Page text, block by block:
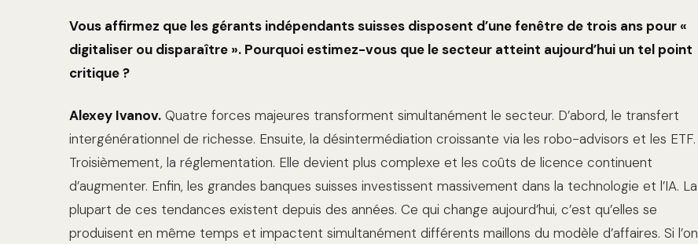
Vous affirmez que les gérants indépendants suisses disposent d’une fenêtre de trois ans pour «
digitaliser ou disparaître ». Pourquoi estimez-vous que le secteur atteint aujourd’hui un tel point
critique ?
Alexey Ivanov. Quatre forces majeures transforment simultanément le secteur. D’abord, le transfert
intergénérationnel de richesse. Ensuite, la désintermédiation croissante via les robo-advisors et les ETF.
Troisièmement, la réglementation. Elle devient plus complexe et les coûts de licence continuent
d’augmenter. Enfin, les grandes banques suisses investissent massivement dans la technologie et l’IA. La
plupart de ces tendances existent depuis des années. Ce qui change aujourd’hui, c’est qu’elles se
produisent en même temps et impactent simultanément différents maillons du modèle d’affaires. Si l’on